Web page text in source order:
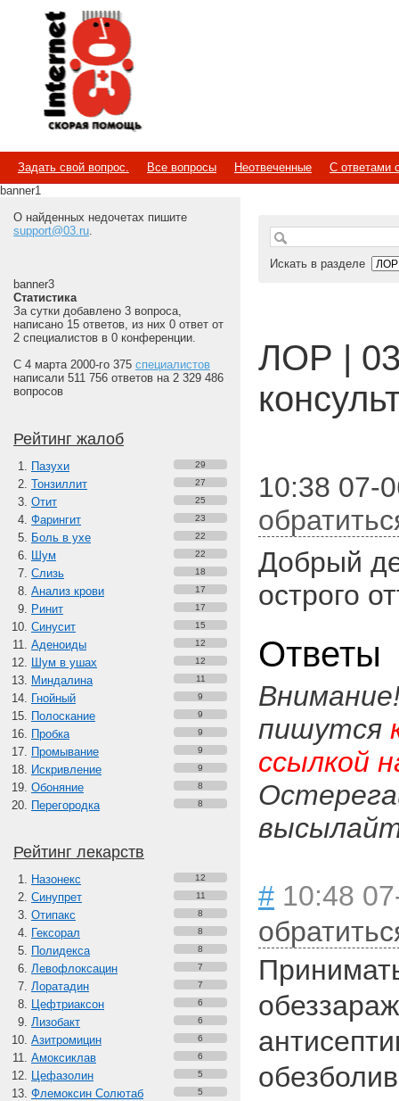
Internet
Скорая помощь
Задать свой вопрос. Все вопросы Неотвеченные
С ответами
banner1
О найденных недочетах пишите
support@03.ru.
banner3
Статистика
За сутки добавлено 3 вопроса,
написано 15 ответов, из них 0 ответ от
2 специалистов в 0 конференции.
С 4 марта 2000-го 375 специалистов
написали 511 756 ответов на 2 329 486
вопросов
Рейтинг жалоб
Пазухи 29
Тонзиллит 27
Отит 25
Фарингит 23
Боль в ухе 22
Шум 22
Слизь 18
Анализ крови 17
Ринит 17
Синусит 15
Аденоиды 12
Шум в ушах 12
Миндалина 11
Гнойный 9
Полоскание 9
Пробка 9
Промывание 9
Искривление 9
Обоняние 8
Перегородка 8
Рейтинг лекарств
Назонекс 12
Синупрет 11
Отипакс 8
Гексорал 8
Полидекса 8
Левофлоксацин 7
Лоратадин 7
Цефтриаксон 6
Лизобакт 6
Азитромицин 6
Амоксиклав 6
Цефазолин 5
Флемоксин Солютаб 5
Искать в разделе
ЛОР |
10:38 07-
Добрый
острого
Ответы
пишутся
ссылкой
# 10:48